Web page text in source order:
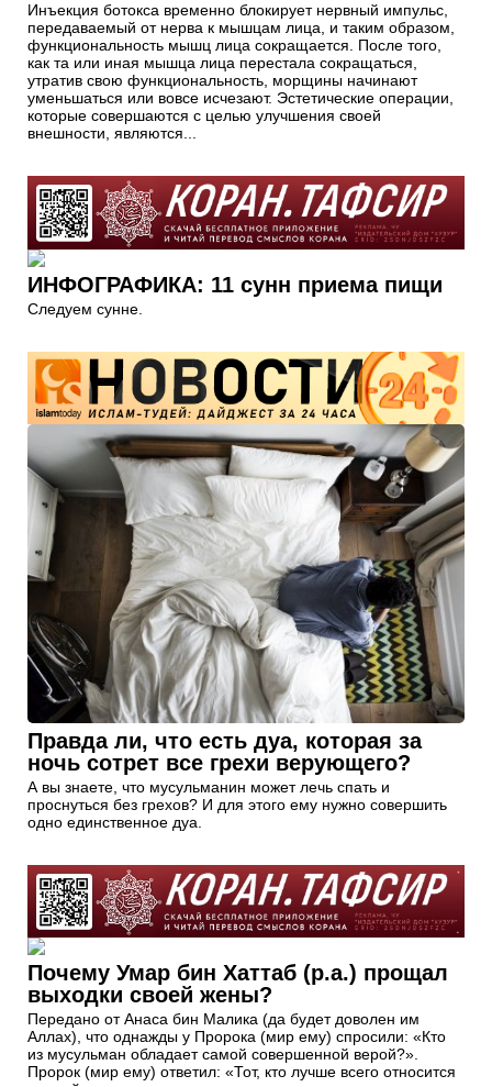
Инъекция ботокса временно блокирует нервный импульс,
передаваемый от нерва к мышцам лица, и таким образом,
функциональность мышц лица сокращается. После того,
как та или иная мышца лица перестала сокращаться,
утратив свою функциональность, морщины начинают
уменьшаться или вовсе исчезают. Эстетические операции,
которые совершаются с целью улучшения своей
внешности, являются...
ИНФОГРАФИКА: 11 сунн приема пищи
Следуем сунне.
Правда ли, что есть дуа, которая за
ночь сотрет все грехи верующего?
А вы знаете, что мусульманин может лечь спать и
проснуться без грехов? И для этого ему нужно совершить
одно единственное дуа.
Почему Умар бин Хаттаб (р.а.) прощал
выходки своей жены?
Передано от Анаса бин Малика (да будет доволен им
Аллах), что однажды у Пророка (мир ему) спросили: «Кто
из мусульман обладает самой совершенной верой?».
Пророк (мир ему) ответил: «Тот, кто лучше всего относится